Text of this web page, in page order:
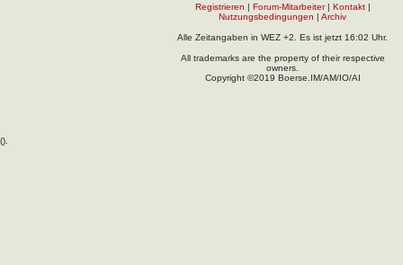
Registrieren | Forum-Mitarbeiter| Kontakt|
Nutzungsbedingungen | Archiv
Alle Zeitangaben in WEZ +2. Es ist jetzt 16:02 Uhr.
All trademarks are the property of their respective
owners.
Copyright ©2019 Boerse.IM/AM/IO/AI
().